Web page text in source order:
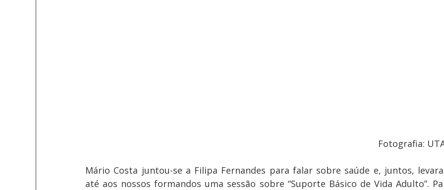
Fotografia:
Mário Costa juntou-se a Filipa Fernandes para falar sobre saúde e, juntos,
até aos nossos formandos uma sessão sobre “Suporte Básico de Vida Adulto”.